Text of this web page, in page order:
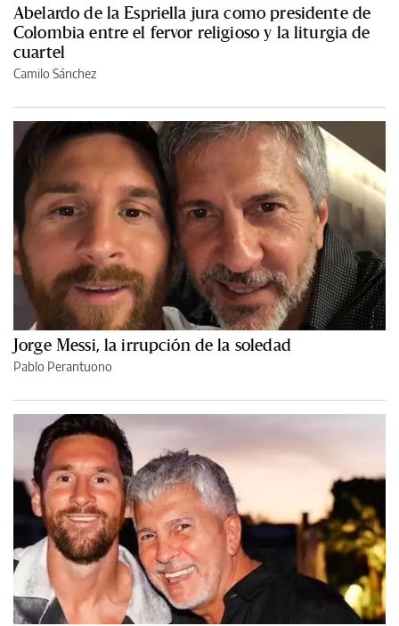
Abelardo de la Espriella jura como presidente de
Colombia entre el fervor religioso y la liturgia de
cuartel
Camilo Sánchez
Jorge Messi, la irrupción de la soledad
Pablo Perantuono